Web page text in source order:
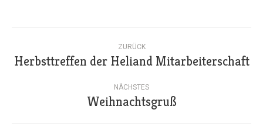
Kommentarnavigation
ZURÜCK
Vorheriger
Herbsttreffen der Heliand Mitarbeiterschaft
NÄCHSTES
Nächster
Beitrag:
Weihnachtsgruß